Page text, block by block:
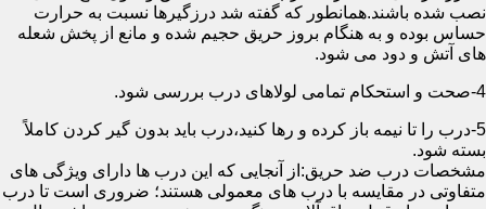
نصب شده باشند.همانطور که گفته شد درزگیرها نسبت به حرارت
حساس بوده و به هنگام بروز حریق حجیم شده و مانع از پخش شعله
های آتش و دود می شود.
4-صحت و استحکام تمامی لولاهای درب بررسی شود.
5-درب را تا نیمه باز کرده و رها کنید،درب باید بدون گیر کردن کاملاً
بسته شود.
مشخصات درب ضد حریق:از آنجایی که این درب ها دارای ویژگی های
متفاوتی در مقایسه با درب های معمولی هستند؛ ضروری است تا درب